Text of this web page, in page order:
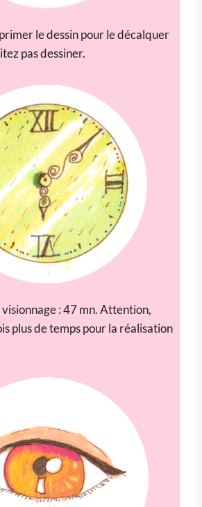
le dessin pour le décalquer
pas dessiner.
: 47 mn. Attention,
plus de temps pour la réalisation